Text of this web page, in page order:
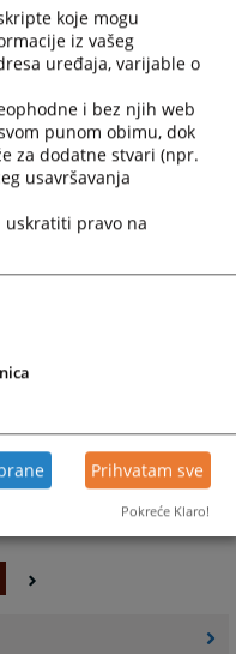
godinu od
godinu
koje mogu
iz vašeg
uređaja, varijable o
i bez njih web
punom obimu, dok
za dodatne stvari (npr.
usavršavanja
uskratiti pravo na
Prihvatam sve
Pokreće Klaro!